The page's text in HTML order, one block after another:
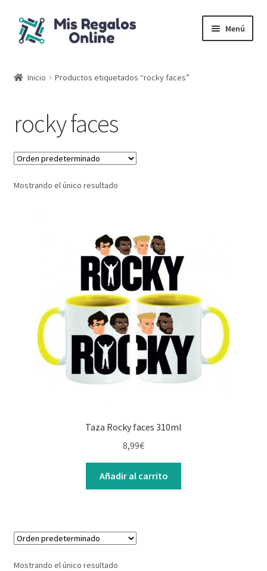
Menú
Secciones
Ofertas
Novedades
Inicio Productos etiquetados “rocky faces”
rocky faces
Mostrando el único resultado
Taza Rocky faces 310ml
8,99€
Añadir al carrito
Mostrando el único resultado